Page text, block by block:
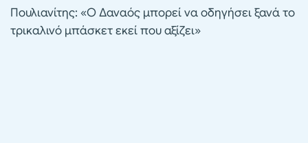
Πουλιανίτης: «Ο Δαναός μπορεί να οδηγήσει ξανά το
τρικαλινό μπάσκετ εκεί που αξίζει»